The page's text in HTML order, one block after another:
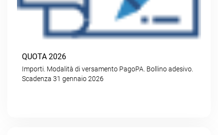
QUOTA 2026
Importi. Modalità di versamento PagoPA. Bollino adesivo.
Scadenza 31 gennaio 2026